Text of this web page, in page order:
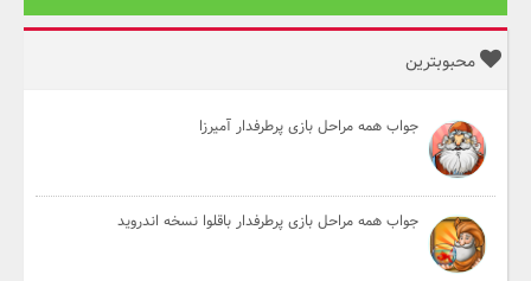
محبوبترین
جواب همه مراحل بازی پرطرفدار آمیرزا
جواب همه مراحل بازی پرطرفدار باقلوا نسخه اندروید